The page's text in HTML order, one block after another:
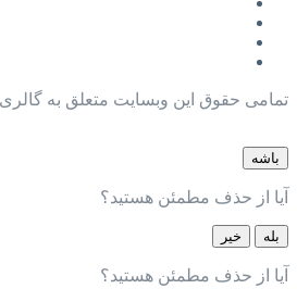
تمامی حقوق این وبسایت متعلق به
باشه
آیا از حذف مطمئن هستید؟
بله خیر
آیا از حذف مطمئن هستید؟